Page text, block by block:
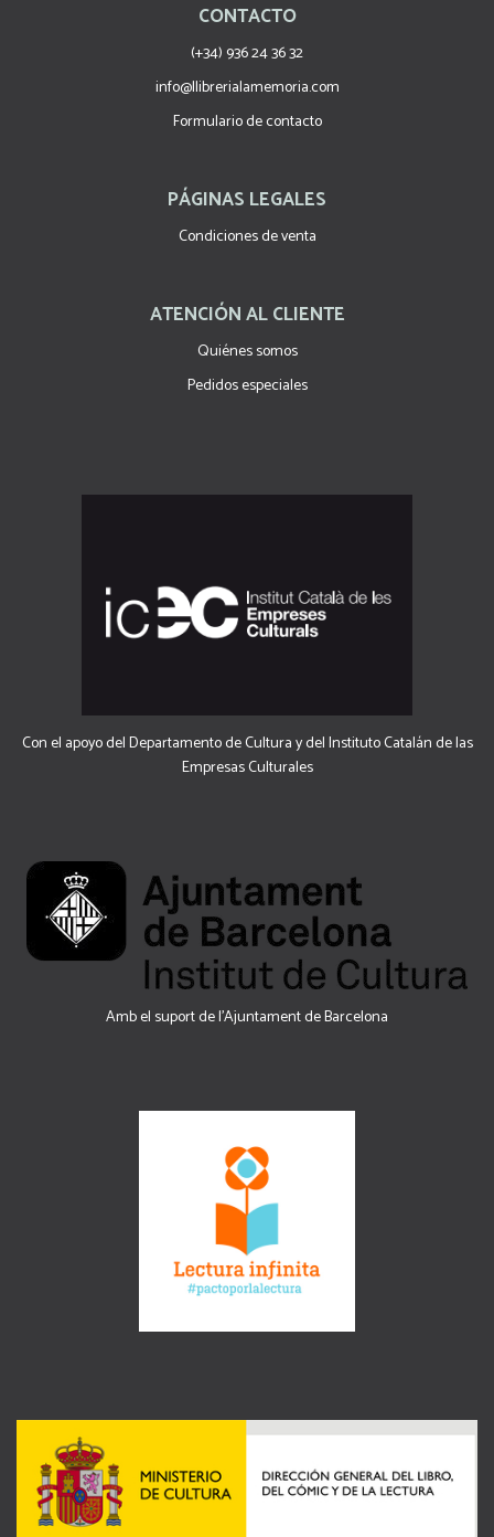
CONTACTO
(+34) 936 24 36 32
info@llibrerialamemoria.com
Formulario de contacto
PÁGINAS LEGALES
Condiciones de venta
ATENCIÓN AL CLIENTE
Quiénes somos
Pedidos especiales
Con el apoyo del Departamento de Cultura y del Instituto Catalán de las
Empresas Culturales
Amb el suport de l’Ajuntament de Barcelona